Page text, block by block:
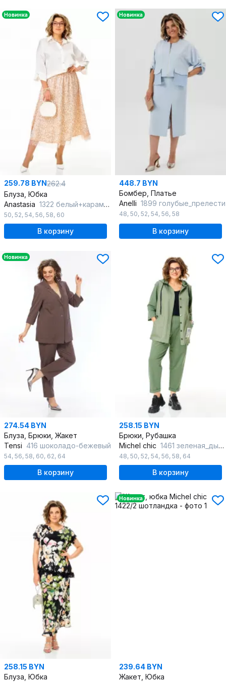
Новинка
259.78 BYN262.4
Блуза, Юбка
Anastasia 1322 белый+карамель
50, 52, 54, 56, 58, 60
В корзину
Новинка
448.7 BYN
Бомбер, Платье
Anelli 1899 голубые_прелести
48, 50, 52, 54, 56, 58
В корзину
Новинка
274.54 BYN
Блуза, Брюки, Жакет
Tensi 416 шоколадо-бежевый
54, 56, 58, 60, 62, 64
В корзину
258.15 BYN
Брюки, Рубашка
Michel chic 1461 зеленая_дымка
48, 50, 52, 54, 56, 58, 64
В корзину
258.15 BYN
Блуза, Юбка
Новинка
239.64 BYN
Жакет, Юбка